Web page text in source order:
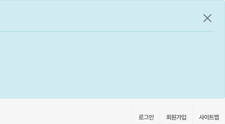
공지
로그인 회원가입 사이트맵